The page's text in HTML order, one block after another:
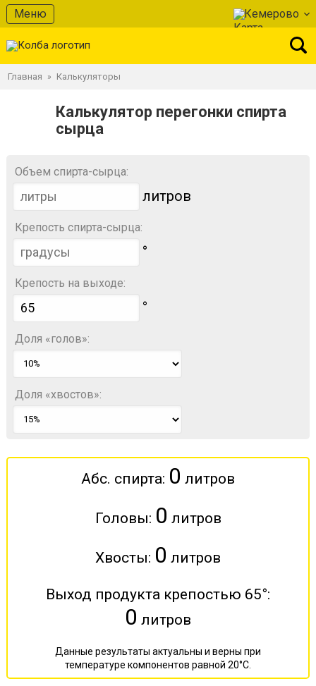
Меню Кемерово
Главная » Калькуляторы
Калькулятор перегонки спирта
сырца
Объем спирта-сырца:
литров
Крепость спирта-сырца:
°
Крепость на выходе:
°
Доля «голов»:
Доля «хвостов»:
Абс. спирта: 0 литров
Головы: 0 литров
Хвосты: 0 литров
Выход продукта крепостью 65°:
0 литров
Данные результаты актуальны и верны при
температуре компонентов равной 20°С.